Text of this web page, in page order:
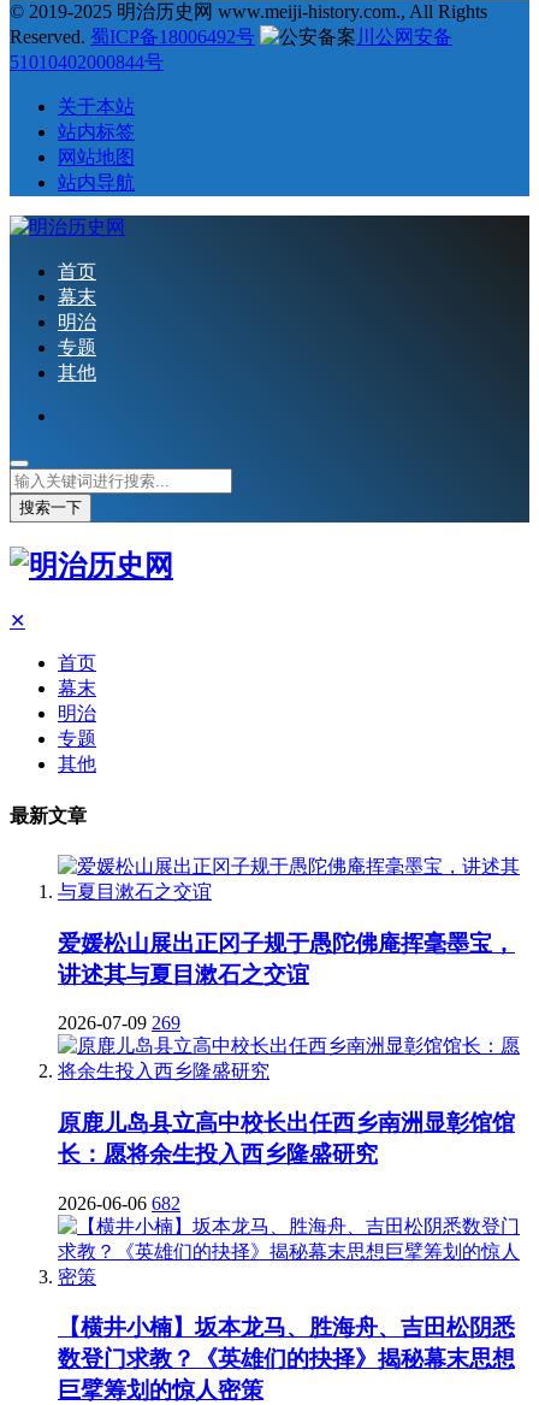
© 2019-2025 明治历史网 www.meiji-history.com., All Rights
Reserved. 蜀ICP备18006492号
川公网安备
51010402000844号
关于本站
站内标签
网站地图
站内导航
首页
幕末
明治
专题
其他
搜索一下
✕
首页
幕末
明治
专题
其他
最新文章
爱媛松山展出正冈子规于愚陀佛庵挥毫墨宝，
讲述其与夏目漱石之交谊
2026-07-09 269
原鹿儿岛县立高中校长出任西乡南洲显彰馆馆
长：愿将余生投入西乡隆盛研究
2026-06-06 682
【横井小楠】坂本龙马、胜海舟、吉田松阴悉
数登门求教？《英雄们的抉择》揭秘幕末思想
巨擘筹划的惊人密策